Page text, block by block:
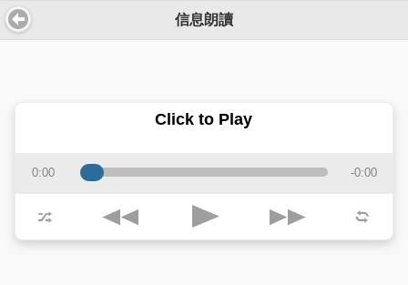
信息朗讀
Click to Play
-0:00
0:00
p
j k l
z